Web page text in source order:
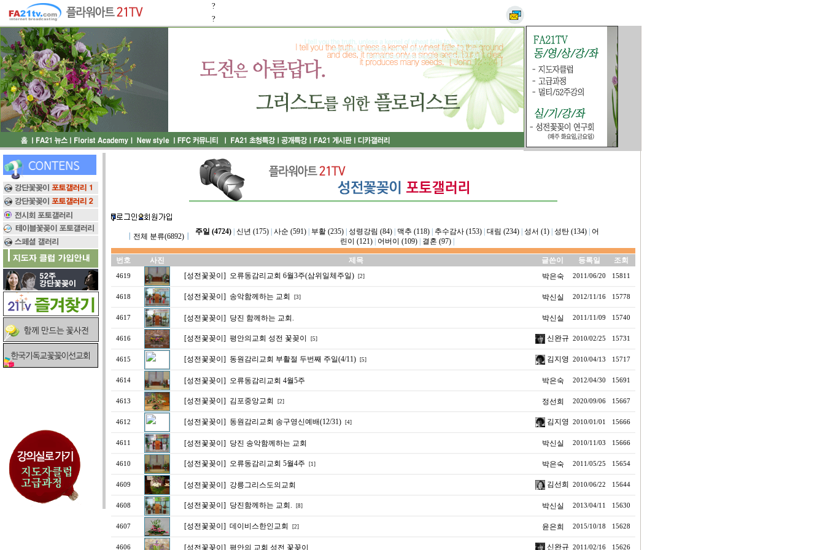
?
?
전체 분류(6892)┃
주일 (4724)| 신년 (175)| 사순 (591)| 부활 (235)| 성령강림 (84)| 맥추 (118)| 추수감사 (153)| 대림 (234)| 성서 (1)| 성탄 (134)|
어
린이 (121)| 어버이 (109)| 결혼 (97)|
번호 사진 제목 글쓴이 등록일 조회
4619 [성전꽃꽂이] 오류동감리교회 6월3주(삼위일체주일) [2] 박은숙 2011/06/20 15811
4618 [성전꽃꽂이] 송악함께하는 교회 [3] 박신실 2012/11/16 15778
4617 [성전꽃꽂이] 당진 함께하는 교회. 박신실 2011/11/09 15740
4616 [성전꽃꽂이] 평안의교회 성전 꽃꽂이 [5] 신완규 2010/02/25 15731
4615 [성전꽃꽂이] 동원감리교회 부활절 두번째 주일(4/11) [5] 김지영 2010/04/13 15717
4614 [성전꽃꽂이] 오류동감리교회 4월5주 박은숙 2012/04/30 15691
4613 [성전꽃꽂이] 김포중앙교회 [2] 정선희 2020/09/06 15667
4612 [성전꽃꽂이] 동원감리교회 송구영신예배(12/31) [4] 김지영 2010/01/01 15666
4611 [성전꽃꽂이] 당진 송악함께하는 교회 박신실 2010/11/03 15666
4610 [성전꽃꽂이] 오류동감리교회 5월4주 [1] 박은숙 2011/05/25 15654
4609 [성전꽃꽂이] 강릉그리스도의교회 김선희 2010/06/22 15644
4608 [성전꽃꽂이] 당진함께하는 교회. [8] 박신실 2013/04/11 15630
4607 [성전꽃꽂이] 데이비스한인교회 [2] 윤은희 2015/10/18 15628
4606 [성전꽃꽂이] 평안의 교회 성전 꽃꽂이 신완규 2011/02/16 15626